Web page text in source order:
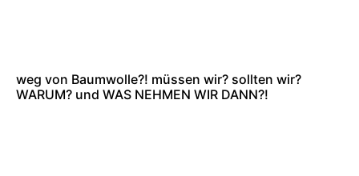
weg von Baumwolle?! müssen wir? sollten wir?
WARUM? und WAS NEHMEN WIR DANN?!